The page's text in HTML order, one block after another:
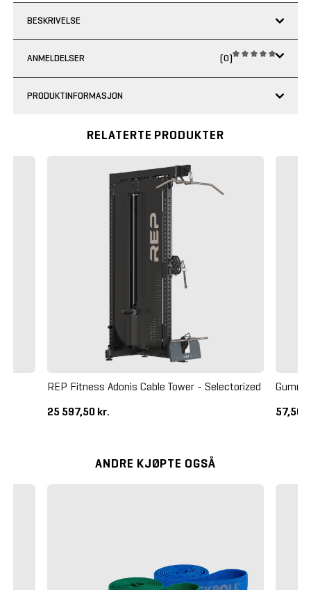
BESKRIVELSE
ANMELDELSER (0)
PRODUKTINFORMASJON
RELATERTE PRODUKTER
REP Fitness Adonis Cable Tower - Selectorized
25 597,50 kr.
57,50
ANDRE KJØPTE OGSÅ